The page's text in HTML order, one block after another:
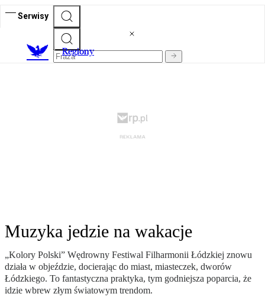
Serwisy
Regiony
Muzyka jedzie na wakacje
„Kolory Polski” Wędrowny Festiwal Filharmonii Łódzkiej znowu
działa w objeździe, docierając do miast, miasteczek, dworów
Łódzkiego. To fantastyczna praktyka, tym godniejsza poparcia, że
idzie wbrew złym światowym trendom.